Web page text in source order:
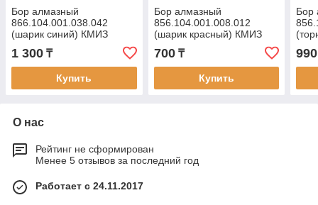
Бор алмазный
866.104.001.038.042
(шарик синий) КМИЗ
1 300 ₸
Купить
Бор алмазный
856.104.001.008.012
(шарик красный) КМИЗ
700₸
Купить
Бор
990
О нас
Рейтинг не сформирован
Менее 5 отзывов за последний год
Работает с 24.11.2017